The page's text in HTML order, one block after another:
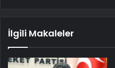
İlgili Makaleler